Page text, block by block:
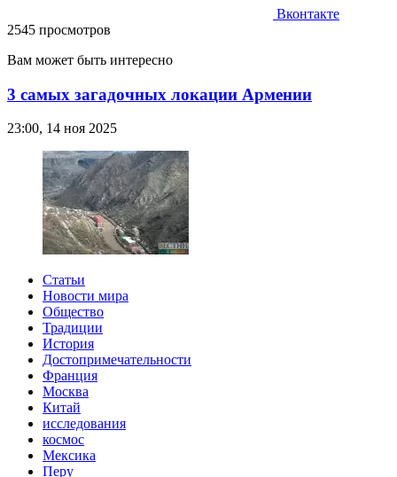
Вконтакте
2545 просмотров
Вам может быть интересно
3 самых загадочных локации Армении
23:00, 14 ноя 2025
Статьи
Новости мира
Общество
Традиции
История
Достопримечательности
Франция
Москва
Китай
исследования
космос
Мексика
Перу